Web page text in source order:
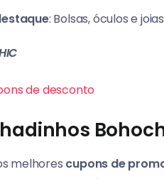
: Bolsas, óculos e
de desconto
melhores cupons de